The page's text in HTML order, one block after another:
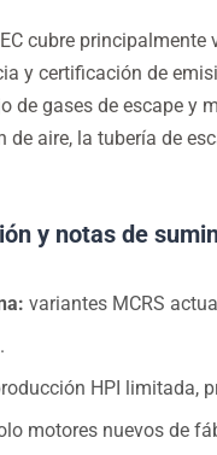
cubre
y certificación de
de gases de escape y
aire, la tubería de
y notas de
variantes MCRS
HPI limitada,
motores nuevos de